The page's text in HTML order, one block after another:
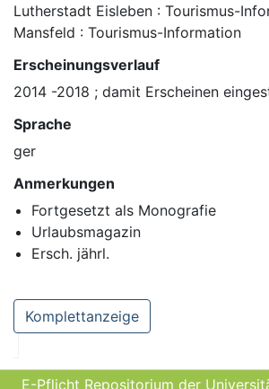
Lutherstadt Eisleben : Tourismus-
Mansfeld : Tourismus-Information
Erscheinungsverlauf
2014 -2018 ; damit Erscheinen
Sprache
ger
Anmerkungen
Fortgesetzt als Monografie
Urlaubsmagazin
Ersch. jährl.
Komplettanzeige
E-Pflicht Repositorium der